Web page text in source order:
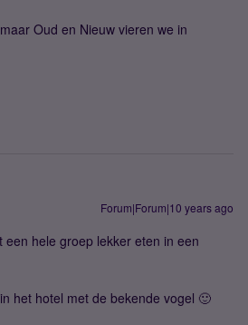
Oud en Nieuw vieren we in
Forum|Forum|10 years ago
hele groep lekker eten in een
het hotel met de bekende vogel 🙂